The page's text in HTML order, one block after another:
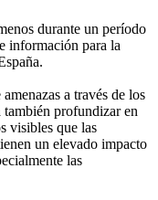
durante un período
información para la
a través de los
profundizar en
visibles que las
un elevado impacto
las